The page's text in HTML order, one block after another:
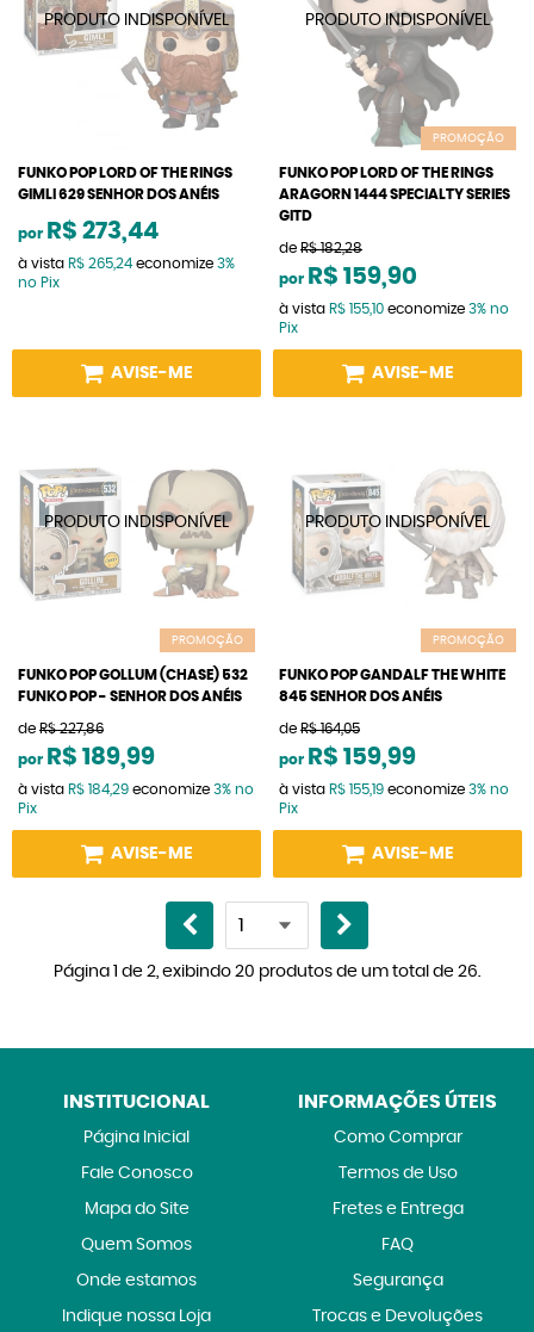
FUNKO POP LORD OF THE RINGS
GIMLI 629 SENHOR DOS ANÉIS
por R$ 273,44
à vista R$ 265,24economize 3%
no Pix
AVISE-ME
PROMOÇÃO
FUNKO POP LORD OF THE RINGS
ARAGORN 1444 SPECIALTY SERIES
GITD
de R$ 182,28
por R$ 159,90
à vista R$ 155,10 economize 3% no
Pix
AVISE-ME
PROMOÇÃO
FUNKO POP GOLLUM (CHASE) 532
FUNKO POP - SENHOR DOS ANÉIS
de R$ 227,86
por R$ 189,99
à vista R$ 184,29 economize 3% no
Pix
AVISE-ME
PROMOÇÃO
FUNKO POP GANDALF THE WHITE
845 SENHOR DOS ANÉIS
de R$ 164,05
por R$ 159,99
à vista R$ 155,19 economize 3% no
Pix
AVISE-ME
Página 1 de 2, exibindo 20 produtos de um total de 26.
INSTITUCIONAL
Página Inicial
Fale Conosco
Mapa do Site
Quem Somos
Onde estamos
Indique nossa Loja
INFORMAÇÕES ÚTEIS
Como Comprar
Termos de Uso
Fretes e Entrega
FAQ
Segurança
Trocas e Devoluções